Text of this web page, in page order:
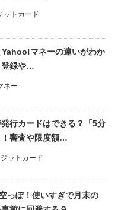
ットカード
マネーの違いがわか
登録や…
ネー
行カードはできる？「5分
審査や限度額…
ットカード
っぽ！使いすぎで月末の